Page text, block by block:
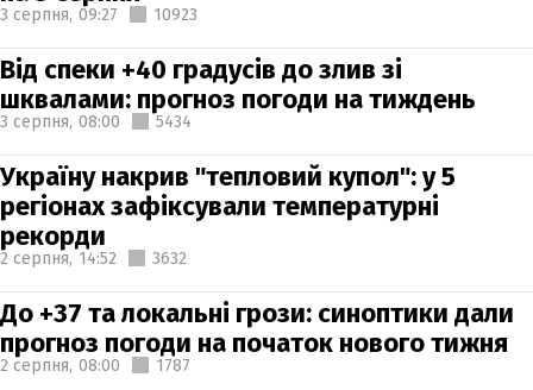
3 серпня, 09:27 10923
Від спеки +40 градусів до злив зі
шквалами: прогноз погоди на тиждень
3 серпня, 08:00 5434
Україну накрив "тепловий купол": у 5
регіонах зафіксували температурні
рекорди
2 серпня, 14:52 3632
До +37 та локальні грози: синоптики дали
прогноз погоди на початок нового тижня
2 серпня, 08:00 1787